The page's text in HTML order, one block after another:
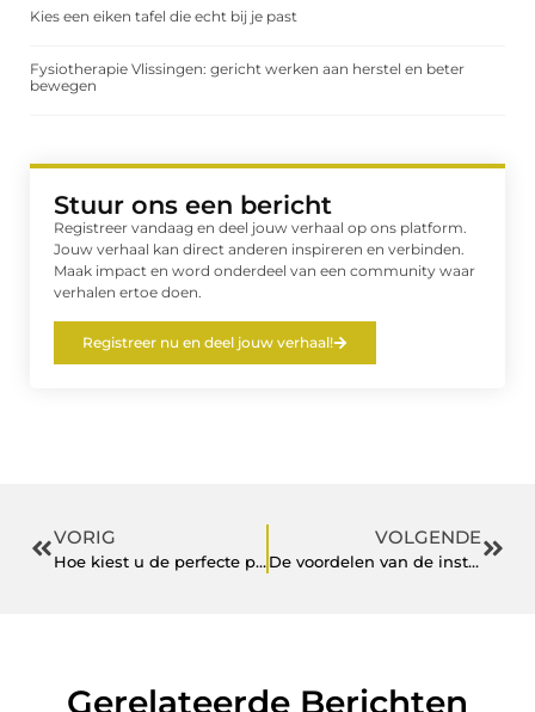
Kies een eiken tafel die echt bij je past
Fysiotherapie Vlissingen: gericht werken aan herstel en beter
bewegen
Stuur ons een bericht
Registreer vandaag en deel jouw verhaal op ons platform.
Jouw verhaal kan direct anderen inspireren en verbinden.
Maak impact en word onderdeel van een community waar
verhalen ertoe doen.
Registreer nu en deel jouw verhaal!
VORIG
Hoe kiest u de perfecte planten voor uw tuincentrum?
VOLGENDE
De voordelen van de installatie van een Oase-vijverpomp in uw tuin
Gerelateerde Berichten